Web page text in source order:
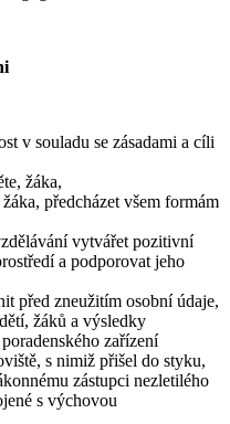
v souladu se zásadami a cíli
žáka,
předcházet všem formám
vytvářet pozitivní
a podporovat jeho
před zneužitím osobní údaje,
žáků a výsledky
zařízení
s nimiž přišel do styku,
zástupci nezletilého
s výchovou